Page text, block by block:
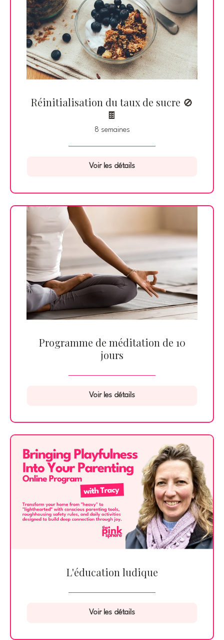
Réinitialisation du taux de sucre 🚫
🍫
8 semaines
Voir les détails
Programme de méditation de 10
jours
Voir les détails
L'éducation ludique
Voir les détails